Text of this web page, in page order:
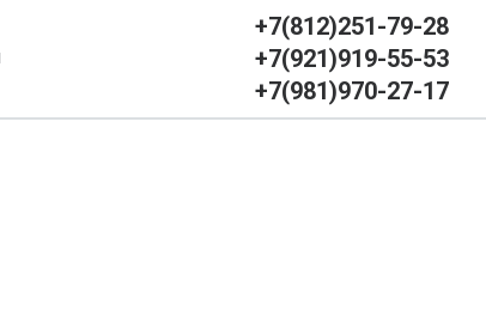
+7(812)251-79-28
+7(921)919-55-53
+7(981)970-27-17